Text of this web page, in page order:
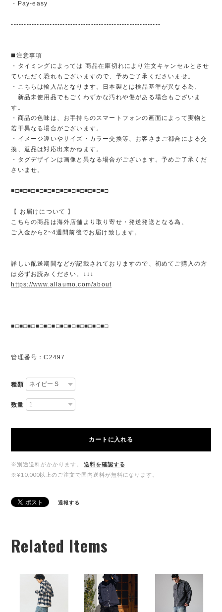
・Pay-easy
----------------------------------------------------------
◼️注意事項
・タイミングによっては 商品在庫切れにより注文キャンセルとさせ
ていただく恐れもございますので、予めご了承くださいませ。
・こちらは輸入品となります。日本製とは検品基準が異なる為、
新品未使用品でもごくわずかな汚れや傷がある場合もございま
す。
・商品の色味は、お手持ちのスマートフォンの画面によって実物と
若干異なる場合がございます。
・イメージ違いやサイズ・カラー交換等、お客さまご都合による交
換、返品は対応出来かねます。
・タグデザインは画像と異なる場合がございます。予めご了承くだ
さいませ。
■□■□■□■□■□■□■□■□■□■□■□■□
【 お届けについて 】
こちらの商品は海外店舗より取り寄せ・発送発送となる為、
ご入金から2~4週間前後でお届け致します。
詳しい配送期間などが記載されておりますので、初めてご購入の方
は必ずお読みください。↓↓↓
https://www.allaumo.com/about
■□■□■□■□■□■□■□■□■□■□■□■□
管理番号：C2497
種類
数量
カートに入れる
※別途送料がかかります。
送料を確認する
※¥10,000以上のご注文で国内送料が無料になります。
通報する
Related Items